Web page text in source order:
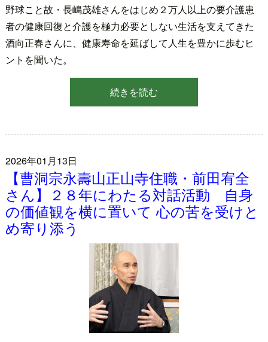
野球こと故・長嶋茂雄さんをはじめ２万人以上の要介護患
者の健康回復と介護を極力必要としない生活を支えてきた
酒向正春さんに、健康寿命を延ばして人生を豊かに歩むヒ
ントを聞いた。
続きを読む
2026年01月13日
【曹洞宗永壽山正山寺住職・前田宥全
さん】２８年にわたる対話活動 自身
の価値観を横に置いて 心の苦を受けと
め寄り添う